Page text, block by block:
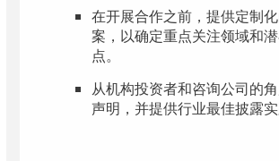
在开展合作之前，提供定制
案，以确定重点关注领域和
点。
从机构投资者和咨询公司的
声明，并提供行业最佳披露实